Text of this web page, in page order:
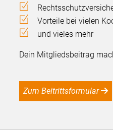
Vorteile bei vielen
und vieles mehr
Dein Mitgliedsbeitrag
Zum Beitrittsformular